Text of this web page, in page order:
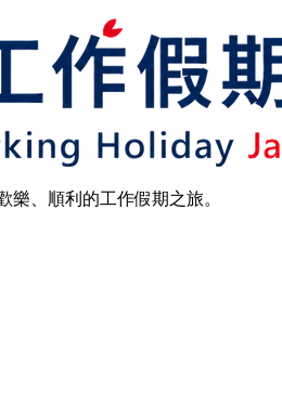
樂、順利的工作假期之旅。